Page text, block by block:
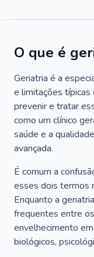
O que é
Geriatria é a
e limitações típicas
prevenir e tratar
como um clínico
saúde e a
avançada.
É comum a
esses dois termos
Enquanto a
frequentes entre
envelhecimento
biológicos,